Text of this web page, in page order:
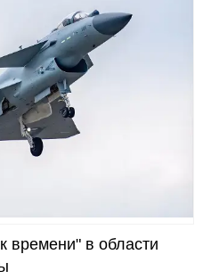
времени" в области